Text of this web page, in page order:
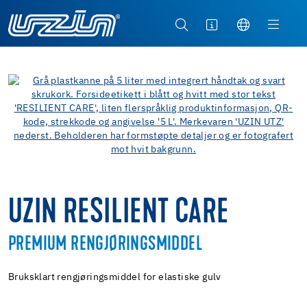
UZIN RESILIENT CARE
PREMIUM RENGJØRINGSMIDDEL
Bruksklart rengjøringsmiddel for elastiske gulv